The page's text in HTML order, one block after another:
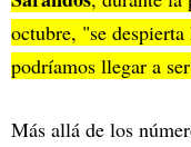
octubre, "se
podríamos llegar a
Más allá de los